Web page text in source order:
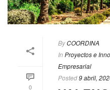
0
ByCOORDINA
In Proyectos e
Empresarial
Posted9 abril,